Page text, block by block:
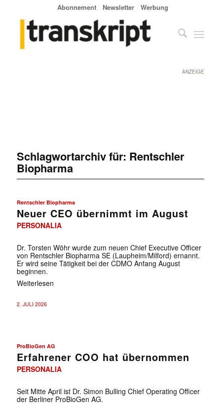
Abonnement Newsletter Werbung
ANZEIGE
Schlagwortarchiv für: Rentschler
Biopharma
Rentschler Biopharma
Neuer CEO übernimmt im August
PERSONALIA
Dr. Torsten Wöhr wurde zum neuen Chief Executive Officer
von Rentschler Biopharma SE (Laupheim/Milford) ernannt.
Er wird seine Tätigkeit bei der CDMO Anfang August
beginnen.
Weiterlesen
2. JULI 2026
ProBioGen AG
Erfahrener COO hat übernommen
PERSONALIA
Seit Mitte April ist Dr. Simon Bulling Chief Operating Officer
der Berliner ProBioGen AG.